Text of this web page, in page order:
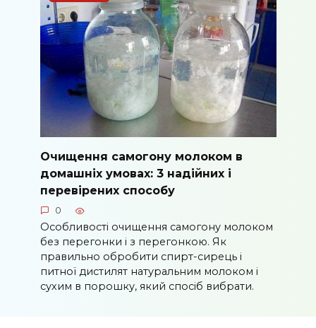
Очищення самогону молоком в
домашніх умовах: 3 надійних і
перевірених способу
0
Особливості очищення самогону молоком
без перегонки і з перегонкою. Як
правильно обробити спирт-сирець і
питної дистилят натуральним молоком і
сухим в порошку, який спосіб вибрати.